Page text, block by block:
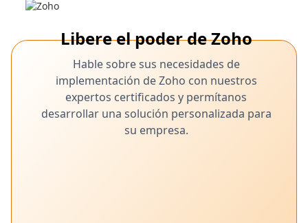
Libere el poder de Zoho
Hable sobre sus necesidades de
implementación de Zoho con nuestros
expertos certificados y permítanos
desarrollar una solución personalizada para
su empresa.